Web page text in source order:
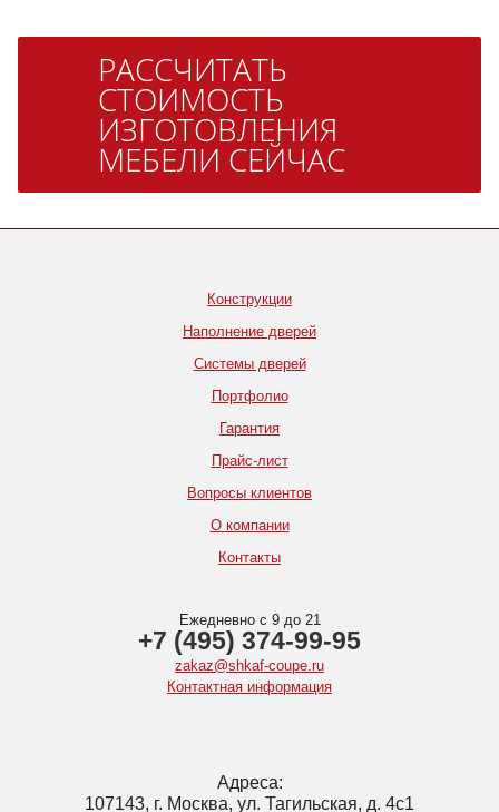
РАССЧИТАТЬ
СТОИМОСТЬ
ИЗГОТОВЛЕНИЯ
МЕБЕЛИ СЕЙЧАС
Конструкции
Наполнение дверей
Системы дверей
Портфолио
Гарантия
Прайс-лист
Вопросы клиентов
О компании
Контакты
Ежедневно с 9 до 21
+7 (495) 374-99-95
zakaz@shkaf-coupe.ru
Контактная информация
Адреса:
107143, г. Москва, ул. Тагильская, д. 4с1